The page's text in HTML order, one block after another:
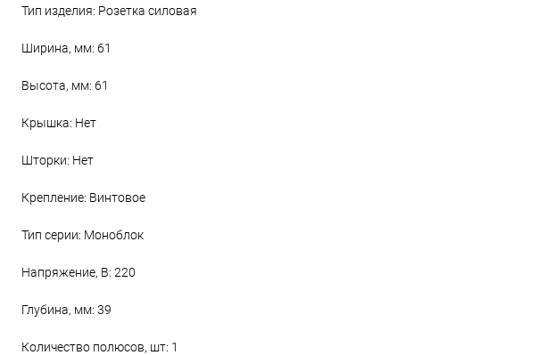
Тип изделия: Розетка силовая
Ширина, мм: 61
Высота, мм: 61
Крышка: Нет
Шторки: Нет
Крепление: Винтовое
Тип серии: Моноблок
Напряжение, В: 220
Глубина, мм: 39
Количество полюсов, шт: 1